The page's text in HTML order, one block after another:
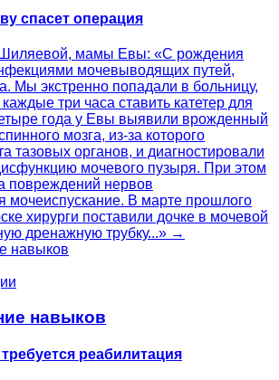
спасет операция
мамы Евы: «С рождения
мочевыводящих путей,
Мы экстренно попадали в больницу,
три часа ставить катетер для
года у Евы выявили врожденный
мозга, из-за которого
тазовых органов, и диагностировали
мочевого пузыря. При этом
повреждений нервов
мочеиспускание. В марте прошлого
хирурги поставили дочке в мочевой
дренажную трубку...» →
навыков
реабилитация